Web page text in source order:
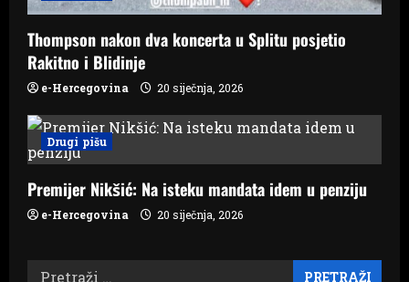
Thompson nakon dva koncerta u Splitu posjetio
Rakitno i Blidinje
e-Hercegovina 20 siječnja, 2026
Drugi pišu
Premijer Nikšić: Na isteku mandata idem u penziju
e-Hercegovina 20 siječnja, 2026
Pretraži: